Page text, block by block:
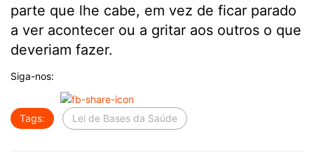
parte que lhe cabe, em vez de ficar parado
a ver acontecer ou a gritar aos outros o que
deveriam fazer.
Siga-nos:
Tags: Lei de Bases da Saúde